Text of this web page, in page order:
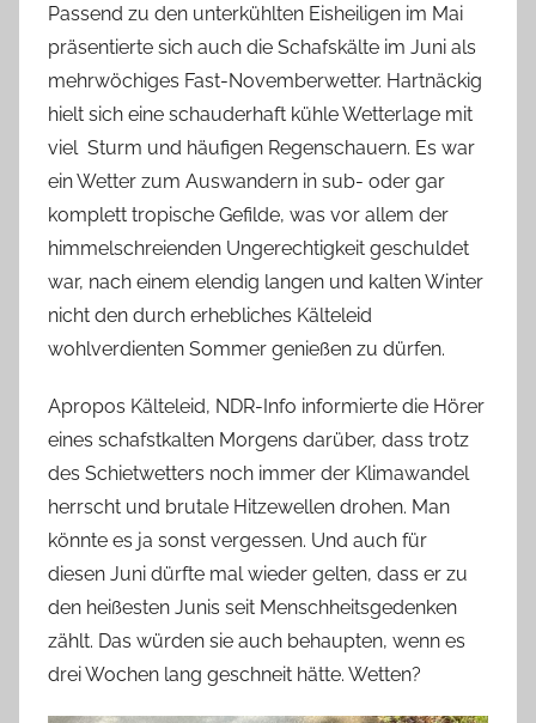
Passend zu den unterkühlten Eisheiligen im Mai
präsentierte sich auch die Schafskälte im Juni als
mehrwöchiges Fast-Novemberwetter. Hartnäckig
hielt sich eine schauderhaft kühle Wetterlage mit
viel Sturm und häufigen Regenschauern. Es war
ein Wetter zum Auswandern in sub- oder gar
komplett tropische Gefilde, was vor allem der
himmelschreienden Ungerechtigkeit geschuldet
war, nach einem elendig langen und kalten Winter
nicht den durch erhebliches Kälteleid
wohlverdienten Sommer genießen zu dürfen.
Apropos Kälteleid, NDR-Info informierte die Hörer
eines schafstkalten Morgens darüber, dass trotz
des Schietwetters noch immer der Klimawandel
herrscht und brutale Hitzewellen drohen. Man
könnte es ja sonst vergessen. Und auch für
diesen Juni dürfte mal wieder gelten, dass er zu
den heißesten Junis seit Menschheitsgedenken
zählt. Das würden sie auch behaupten, wenn es
drei Wochen lang geschneit hätte. Wetten?